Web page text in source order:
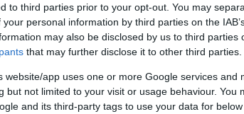
to third parties prior to your opt-out. You may
personal information by third parties on the
may also be disclosed by us to third parties
that may further disclose it to other third parties.
website/app uses one or more Google services and
but not limited to your visit or usage behaviour. You
and its third-party tags to use your data for